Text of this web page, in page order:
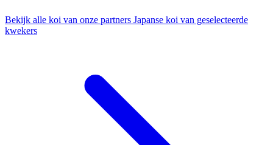
Bekijk alle koi van onze partners Japanse koi van geselecteerde
kwekers